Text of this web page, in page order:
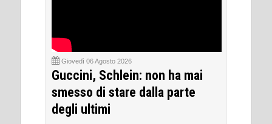
Giovedì 06 Agosto 2026
Guccini, Schlein: non ha mai
smesso di stare dalla parte
degli ultimi